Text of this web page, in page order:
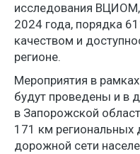
исследования
2024 года, порядка
качеством и
регионе.
Мероприятия в
будут проведены и в
в Запорожской
171 км региональных
дорожной сети